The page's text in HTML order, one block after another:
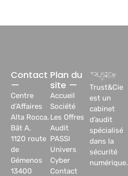
Trust&Cie
est un
cabinet
d’audit
spécialisé
dans la
sécurité
numérique.
Plan du
site —
Accueil
Société
Les Offres
Audit
PASSI
Univers
Cyber
Contact
Contact
—
Centre
d’Affaires
Alta Rocca,
Bât A,
1120 route
de
Gémenos
13400